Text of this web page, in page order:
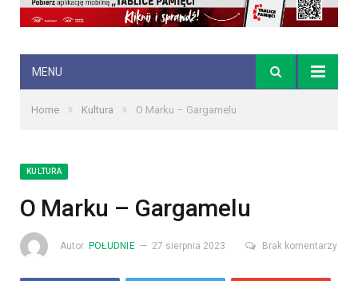
MENU
Home » Kultura » O Marku – Gargamelu
KULTURA
O Marku – Gargamelu
Autor POŁUDNIE 27 sierpnia 2023 Brak komentarzy